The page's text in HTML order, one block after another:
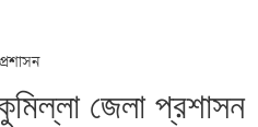
জেলা প্রশাসন